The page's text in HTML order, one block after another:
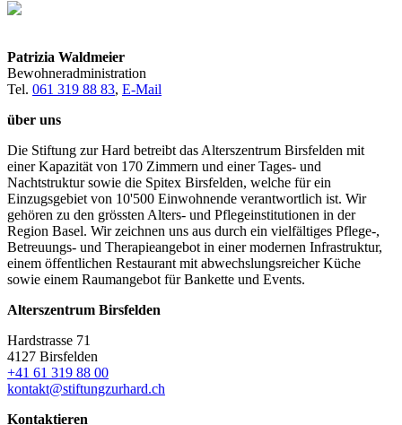
Patrizia Waldmeier
Bewohneradministration
Tel. 061 319 88 83, E-Mail
über uns
Die Stiftung zur Hard betreibt das Alterszentrum Birsfelden mit
einer Kapazität von 170 Zimmern und einer Tages- und
Nachtstruktur sowie die Spitex Birsfelden, welche für ein
Einzugsgebiet von 10'500 Einwohnende verantwortlich ist. Wir
gehören zu den grössten Alters- und Pflegeinstitutionen in der
Region Basel. Wir zeichnen uns aus durch ein vielfältiges Pflege-,
Betreuungs- und Therapieangebot in einer modernen Infrastruktur,
einem öffentlichen Restaurant mit abwechslungsreicher Küche
sowie einem Raumangebot für Bankette und Events.
Alterszentrum Birsfelden
Hardstrasse 71
4127 Birsfelden
+41 61 319 88 00
kontakt@stiftungzurhard.ch
Kontaktieren